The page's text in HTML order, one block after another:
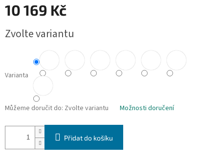
10 169 Kč
cena:
Zvolte variantu
Varianta
Můžeme doručit do: Zvolte variantu Možnosti doručení
Přidat do košíku